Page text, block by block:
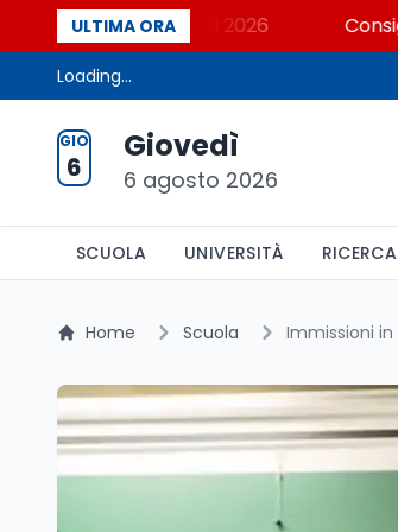
ULTIMA ORA
dicono i dati 2026 Consiglio
Loading...
GIO
6
Giovedì
6 agosto 2026
SCUOLA UNIVERSITÀ RICERCA
Home Scuola